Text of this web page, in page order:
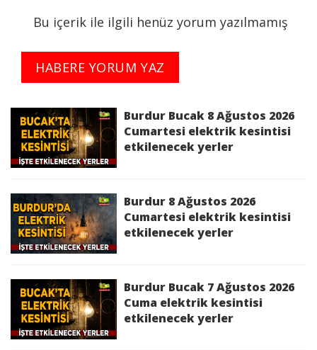
Burdur 26 Haziran 2026 Cuma elektrik
Bucak 26 Haziran 2026 Cuma elektrik
Çavdır 26 Haziran 2026 Cuma elektrik
kesintisinden etkilenecek yerler
kesintisinden etkilenecek yerler
Bu içerik ile ilgili henüz yorum yazılmamış
HABERE YORUM YAZ
Burdur Bucak 8 Ağustos 2026
Cumartesi elektrik kesintisi
etkilenecek yerler
Burdur 8 Ağustos 2026
Cumartesi elektrik kesintisi
etkilenecek yerler
Burdur Bucak 7 Ağustos 2026
Cuma elektrik kesintisi
etkilenecek yerler